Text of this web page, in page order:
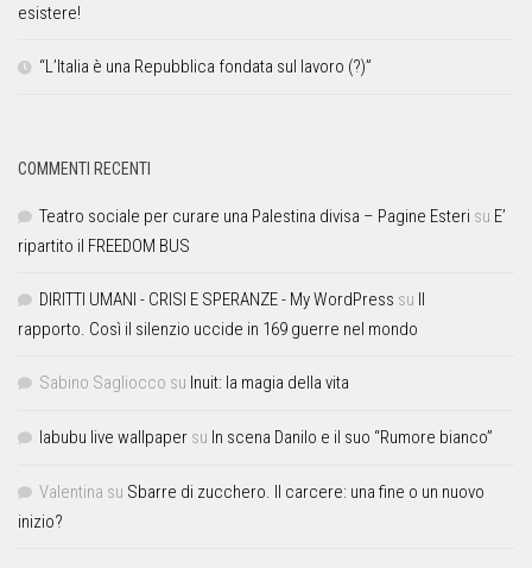
esistere!
“L’Italia è una Repubblica fondata sul lavoro (?)”
COMMENTI RECENTI
Teatro sociale per curare una Palestina divisa – Pagine Esteri su E’
ripartito il FREEDOM BUS
DIRITTI UMANI - CRISI E SPERANZE - My WordPress su Il
rapporto. Così il silenzio uccide in 169 guerre nel mondo
Sabino Sagliocco su Inuit: la magia della vita
labubu live wallpaper su In scena Danilo e il suo “Rumore bianco”
Valentina su Sbarre di zucchero. Il carcere: una fine o un nuovo
inizio?